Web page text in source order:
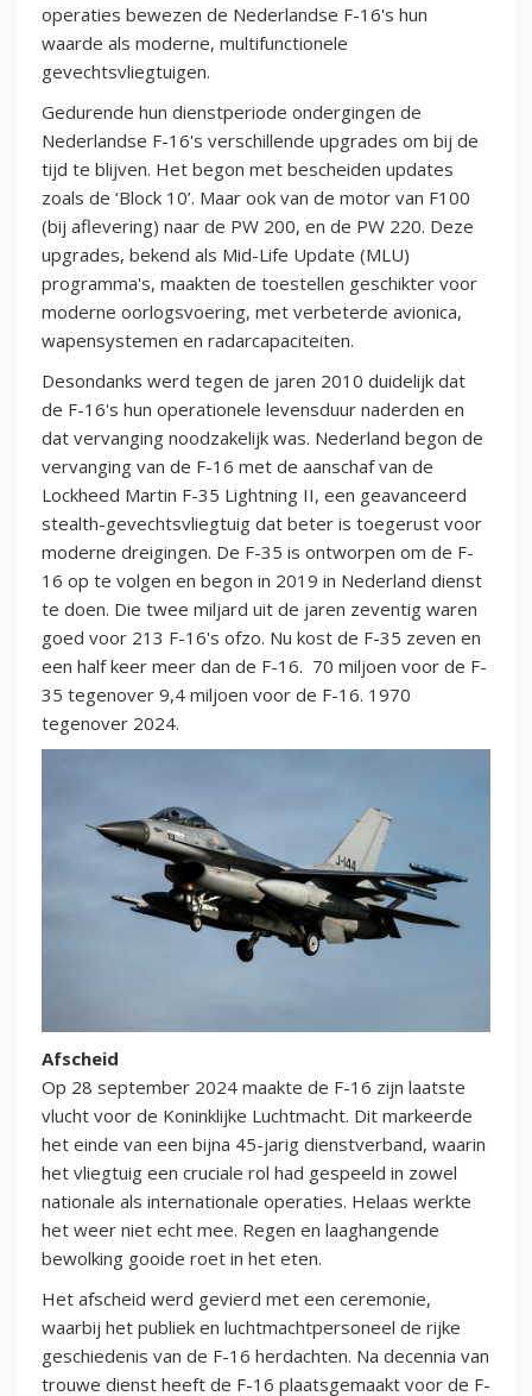
operaties bewezen de Nederlandse F-16's hun
waarde als moderne, multifunctionele
gevechtsvliegtuigen.
Gedurende hun dienstperiode ondergingen de
Nederlandse F-16's verschillende upgrades om bij de
tijd te blijven. Het begon met bescheiden updates
zoals de ‘Block 10’. Maar ook van de motor van F100
(bij aflevering) naar de PW 200, en de PW 220. Deze
upgrades, bekend als Mid-Life Update (MLU)
programma's, maakten de toestellen geschikter voor
moderne oorlogsvoering, met verbeterde avionica,
wapensystemen en radarcapaciteiten.
Desondanks werd tegen de jaren 2010 duidelijk dat
de F-16's hun operationele levensduur naderden en
dat vervanging noodzakelijk was. Nederland begon de
vervanging van de F-16 met de aanschaf van de
Lockheed Martin F-35 Lightning II, een geavanceerd
stealth-gevechtsvliegtuig dat beter is toegerust voor
moderne dreigingen. De F-35 is ontworpen om de F-
16 op te volgen en begon in 2019 in Nederland dienst
te doen. Die twee miljard uit de jaren zeventig waren
goed voor 213 F-16's ofzo. Nu kost de F-35 zeven en
een half keer meer dan de F-16. 70 miljoen voor de F-
35 tegenover 9,4 miljoen voor de F-16. 1970
tegenover 2024.
Afscheid
Op 28 september 2024 maakte de F-16 zijn laatste
vlucht voor de Koninklijke Luchtmacht. Dit markeerde
het einde van een bijna 45-jarig dienstverband, waarin
het vliegtuig een cruciale rol had gespeeld in zowel
nationale als internationale operaties. Helaas werkte
het weer niet echt mee. Regen en laaghangende
bewolking gooide roet in het eten.
Het afscheid werd gevierd met een ceremonie,
waarbij het publiek en luchtmachtpersoneel de rijke
geschiedenis van de F-16 herdachten. Na decennia van
trouwe dienst heeft de F-16 plaatsgemaakt voor de F-